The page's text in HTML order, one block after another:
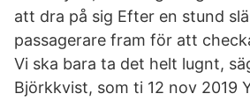
att dra på sig Efter en stund
passagerare fram för att
Vi ska bara ta det helt lugnt,
Björkkvist, som ti 12 nov 2019